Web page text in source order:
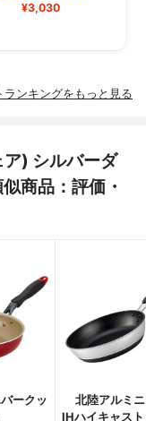
¥3,030
ランキングをもっと見る
) シルバーダ
商品：評価・
ークッ
北陸アルミ
IHハイキャスト